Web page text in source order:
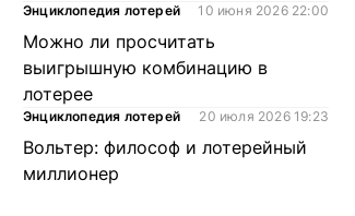
Энциклопедия лотерей 10 июня 2026 22:00
Можно ли просчитать
выигрышную комбинацию в
лотерее
Энциклопедия лотерей 20 июля 2026 19:23
Вольтер: философ и лотерейный
миллионер